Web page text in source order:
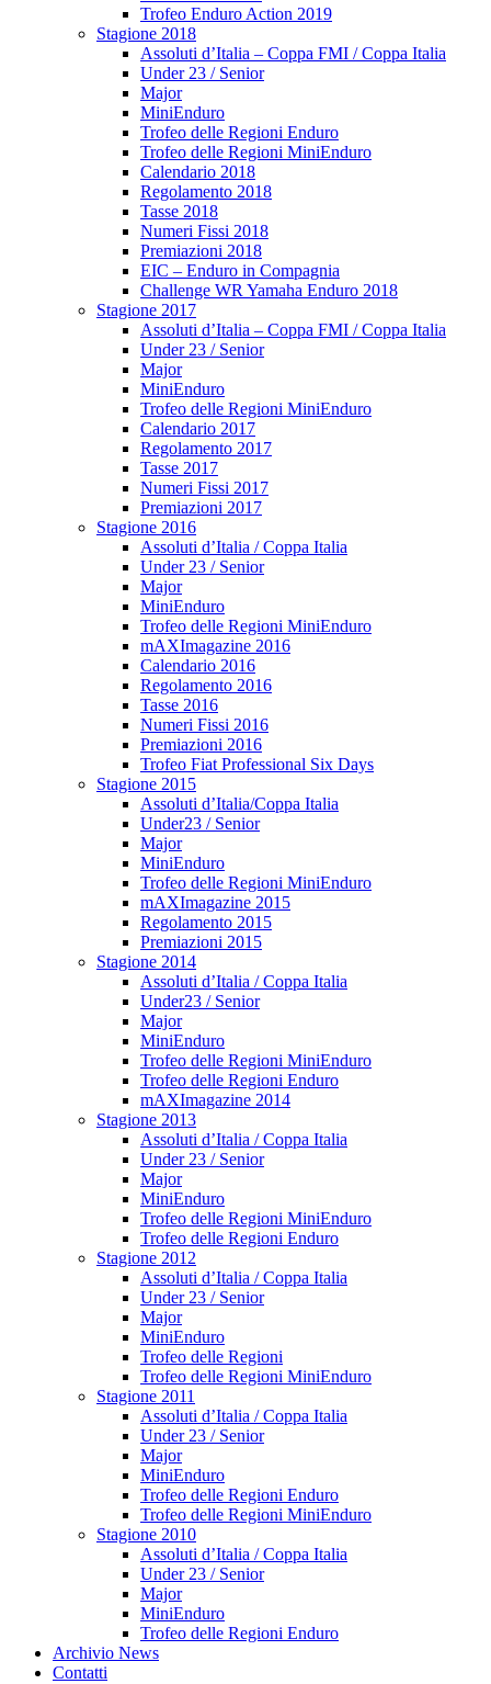
Trofeo Enduro Action 2019
Stagione 2018
Assoluti d’Italia – Coppa FMI / Coppa Italia
Under 23 / Senior
Major
MiniEnduro
Trofeo delle Regioni Enduro
Trofeo delle Regioni MiniEnduro
Calendario 2018
Regolamento 2018
Tasse 2018
Numeri Fissi 2018
Premiazioni 2018
EIC – Enduro in Compagnia
Challenge WR Yamaha Enduro 2018
Stagione 2017
Assoluti d’Italia – Coppa FMI / Coppa Italia
Under 23 / Senior
Major
MiniEnduro
Trofeo delle Regioni MiniEnduro
Calendario 2017
Regolamento 2017
Tasse 2017
Numeri Fissi 2017
Premiazioni 2017
Stagione 2016
Assoluti d’Italia / Coppa Italia
Under 23 / Senior
Major
MiniEnduro
Trofeo delle Regioni MiniEnduro
mAXImagazine 2016
Calendario 2016
Regolamento 2016
Tasse 2016
Numeri Fissi 2016
Premiazioni 2016
Trofeo Fiat Professional Six Days
Stagione 2015
Assoluti d’Italia/Coppa Italia
Under23 / Senior
Major
MiniEnduro
Trofeo delle Regioni MiniEnduro
mAXImagazine 2015
Regolamento 2015
Premiazioni 2015
Stagione 2014
Assoluti d’Italia / Coppa Italia
Under23 / Senior
Major
MiniEnduro
Trofeo delle Regioni MiniEnduro
Trofeo delle Regioni Enduro
mAXImagazine 2014
Stagione 2013
Assoluti d’Italia / Coppa Italia
Under 23 / Senior
Major
MiniEnduro
Trofeo delle Regioni MiniEnduro
Trofeo delle Regioni Enduro
Stagione 2012
Assoluti d’Italia / Coppa Italia
Under 23 / Senior
Major
MiniEnduro
Trofeo delle Regioni
Trofeo delle Regioni MiniEnduro
Stagione 2011
Assoluti d’Italia / Coppa Italia
Under 23 / Senior
Major
MiniEnduro
Trofeo delle Regioni Enduro
Trofeo delle Regioni MiniEnduro
Stagione 2010
Assoluti d’Italia / Coppa Italia
Under 23 / Senior
Major
MiniEnduro
Trofeo delle Regioni Enduro
Archivio News
Contatti